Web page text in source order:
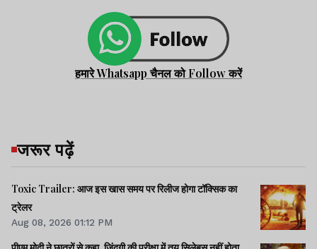
हमारे Whatsapp चैनल को Follow करें
जरूर पढ़ें
Toxic Trailer: आज इस खास समय पर रिलीज होगा टॉक्सिक का
ट्रेलर
Aug 08, 2026 01:12 PM